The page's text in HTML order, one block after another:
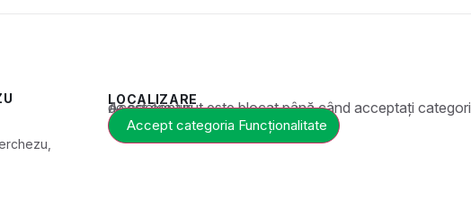
LOCALIZARE
Acest conținut este blocat până când acceptați categoria corespunzătoare de cookie-uri.
Accept categoria Funcționalitate